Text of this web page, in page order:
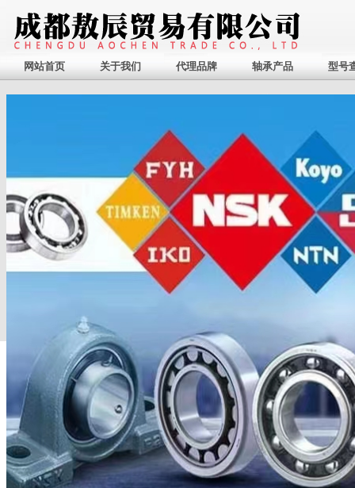
网站首页 关于我们 代理品牌 轴承产品 型号